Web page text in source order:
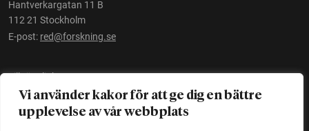
Vi använder kakor för att ge dig en bättre
upplevelse av vår webbplats
Hantverkargatan 11 B
112 21 Stockholm
E-post: red@forskning.se
Tillgänglighet
Ett initiativ avVetenskapsrådet